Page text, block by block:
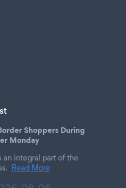
Shoppers During
Monday
integral part of the
Read More